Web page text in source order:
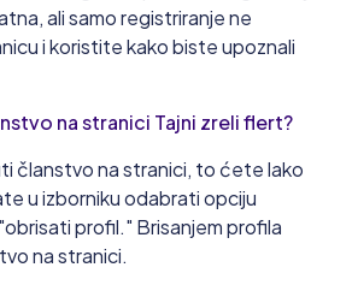
ali samo registriranje ne
i koristite kako biste upoznali
na stranici Tajni zreli flert?
članstvo na stranici, to ćete lako
u izborniku odabrati opciju
profil." Brisanjem profila
na stranici.